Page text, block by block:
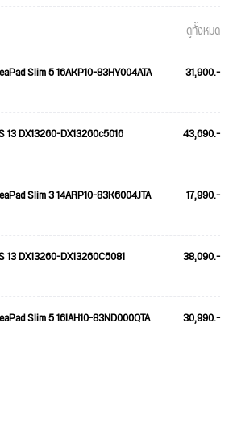
ดูทั้งหมด
Slim 5 16AKP10-83HY004ATA 31,900.-
13 DX13260-DX13260c5016 43,690.-
Slim 3 14ARP10-83K6004JTA 17,990.-
13 DX13260-DX13260C5081 38,090.-
Slim 5 16IAH10-83ND000QTA 30,990.-